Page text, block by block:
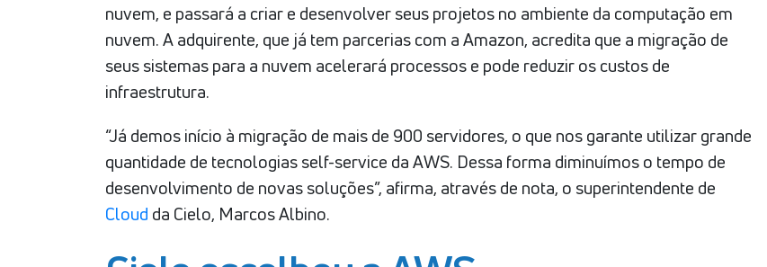
nuvem, e passará a criar e desenvolver seus projetos no ambiente da computação em
nuvem. A adquirente, que já tem parcerias com a Amazon, acredita que a migração de
seus sistemas para a nuvem acelerará processos e pode reduzir os custos de
infraestrutura.
“Já demos início à migração de mais de 900 servidores, o que nos garante utilizar grande
quantidade de tecnologias self-service da AWS. Dessa forma diminuímos o tempo de
desenvolvimento de novas soluções”, afirma, através de nota, o superintendente de
Cloud da Cielo, Marcos Albino.